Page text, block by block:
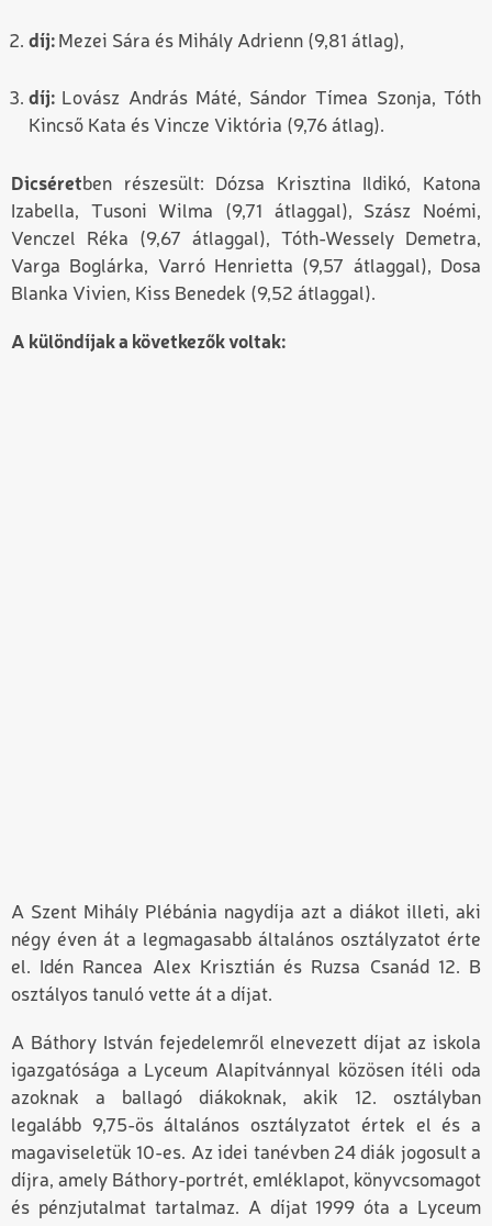
díj: Mezei Sára és Mihály Adrienn (9,81 átlag),
díj: Lovász András Máté, Sándor Tímea Szonja, Tóth
Kincső Kata és Vincze Viktória (9,76 átlag).
Dicséretben részesült: Dózsa Krisztina Ildikó, Katona
Izabella, Tusoni Wilma (9,71 átlaggal), Szász Noémi,
Venczel Réka (9,67 átlaggal), Tóth-Wessely Demetra,
Varga Boglárka, Varró Henrietta (9,57 átlaggal), Dosa
Blanka Vivien, Kiss Benedek (9,52 átlaggal).
A különdíjak a következők voltak:
A Szent Mihály Plébánia nagydíja azt a diákot illeti, aki
négy éven át a legmagasabb általános osztályzatot érte
el. Idén Rancea Alex Krisztián és Ruzsa Csanád 12. B
osztályos tanuló vette át a díjat.
A Báthory István fejedelemről elnevezett díjat az iskola
igazgatósága a Lyceum Alapítvánnyal közösen ítéli oda
azoknak a ballagó diákoknak, akik 12. osztályban
legalább 9,75-ös általános osztályzatot értek el és a
magaviseletük 10-es. Az idei tanévben 24 diák jogosult a
díjra, amely Báthory-portrét, emléklapot, könyvcsomagot
és pénzjutalmat tartalmaz. A díjat 1999 óta a Lyceum